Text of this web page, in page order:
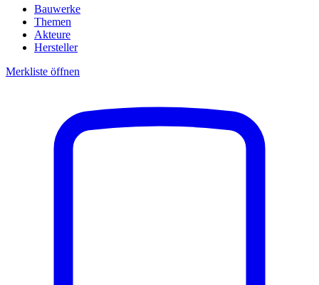
Bauwerke
Themen
Akteure
Hersteller
Merkliste öffnen